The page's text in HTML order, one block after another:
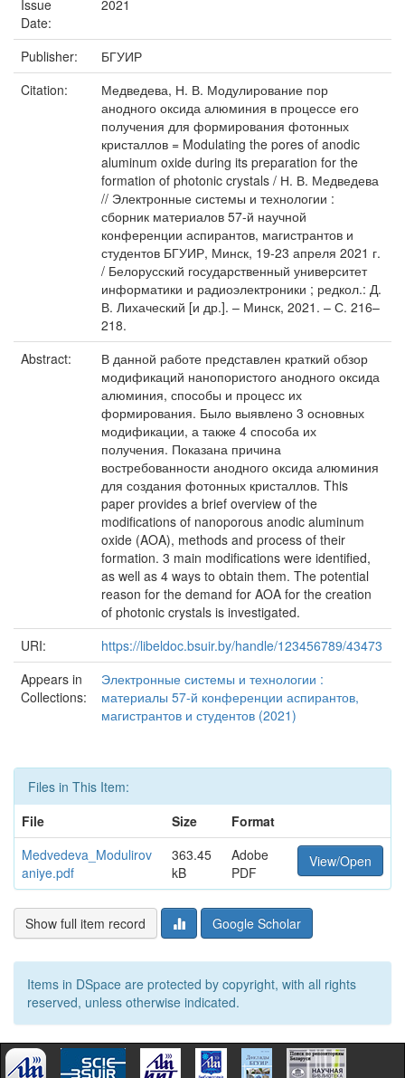
Issue
Date:
2021
Publisher:
БГУИР
Citation:
Медведева, Н. В. Модулирование пор
анодного оксида алюминия в процессе его
получения для формирования фотонных
кристаллов = Modulating the pores of anodic
aluminum oxide during its preparation for the
formation of photonic crystals / Н. В. Медведева
// Электронные системы и технологии :
сборник материалов 57-й научной
конференции аспирантов, магистрантов и
студентов БГУИР, Минск, 19-23 апреля 2021 г.
/ Белорусский государственный университет
информатики и радиоэлектроники ; редкол.: Д.
В. Лихаческий [и др.]. – Минск, 2021. – С. 216–
218.
Abstract:
В данной работе представлен краткий обзор
модификаций нанопористого анодного оксида
алюминия, способы и процесс их
формирования. Было выявлено 3 основных
модификации, а также 4 способа их
получения. Показана причина
востребованности анодного оксида алюминия
для создания фотонных кристаллов. This
paper provides a brief overview of the
modifications of nanoporous anodic aluminum
oxide (AOA), methods and process of their
formation. 3 main modifications were identified,
as well as 4 ways to obtain them. The potential
reason for the demand for AOA for the creation
of photonic crystals is investigated.
URI:
https://libeldoc.bsuir.by/handle/123456789/43473
Appears in
Collections:
Электронные системы и технологии :
материалы 57-й конференции аспирантов,
магистрантов и студентов (2021)
Files in This Item:
File
Size
Format
Medvedeva_Modulirov
aniye.pdf
363.45
kB
Adobe
PDF
View/Open
Show full item record Google Scholar
Items in DSpace are protected by copyright, with all rights
reserved, unless otherwise indicated.